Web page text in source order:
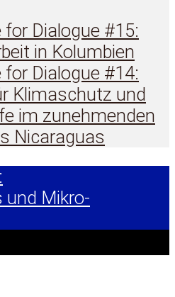
for Dialogue #15:
in Kolumbien
for Dialogue #14:
Klimaschutz und
im zunehmenden
Nicaraguas
Mikro-